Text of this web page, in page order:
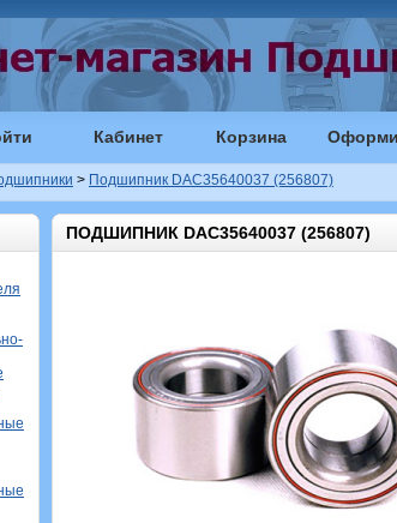
Кабинет Корзина
> Подшипник DAC35640037 (256807)
ПОДШИПНИК DAC35640037 (256807)